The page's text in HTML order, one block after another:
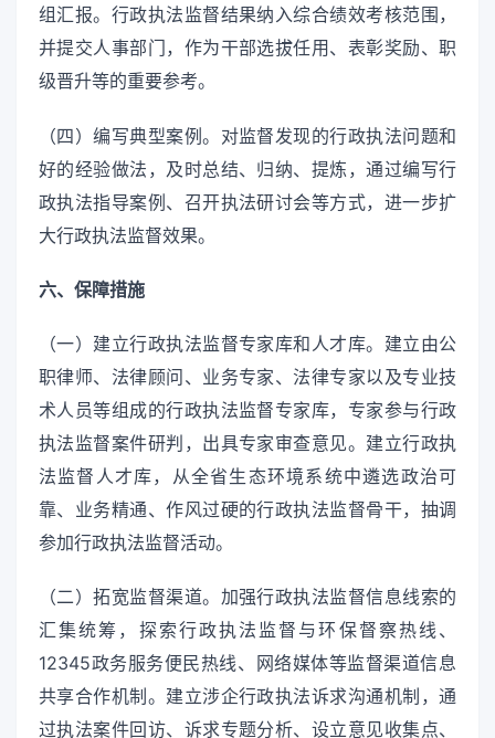
组汇报。行政执法监督结果纳入综合绩效考核范围，
并提交人事部门，作为干部选拔任用、表彰奖励、职
级晋升等的重要参考。
（四）编写典型案例。对监督发现的行政执法问题和
好的经验做法，及时总结、归纳、提炼，通过编写行
政执法指导案例、召开执法研讨会等方式，进一步扩
大行政执法监督效果。
六、保障措施
（一）建立行政执法监督专家库和人才库。建立由公
职律师、法律顾问、业务专家、法律专家以及专业技
术人员等组成的行政执法监督专家库，专家参与行政
执法监督案件研判，出具专家审查意见。建立行政执
法监督人才库，从全省生态环境系统中遴选政治可
靠、业务精通、作风过硬的行政执法监督骨干，抽调
参加行政执法监督活动。
（二）拓宽监督渠道。加强行政执法监督信息线索的
汇集统筹，探索行政执法监督与环保督察热线、
12345政务服务便民热线、网络媒体等监督渠道信息
共享合作机制。建立涉企行政执法诉求沟通机制，通
过执法案件回访、诉求专题分析、设立意见收集点、